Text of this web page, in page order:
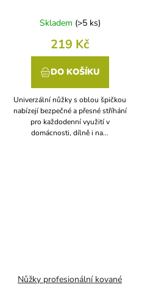
Skladem (>5 ks)
219 Kč
DO KOŠÍKU
Univerzální nůžky s oblou špičkou
nabízejí bezpečné a přesné stříhání
pro každodenní využití v
domácnosti, dílně i na...
Nůžky profesionální kované